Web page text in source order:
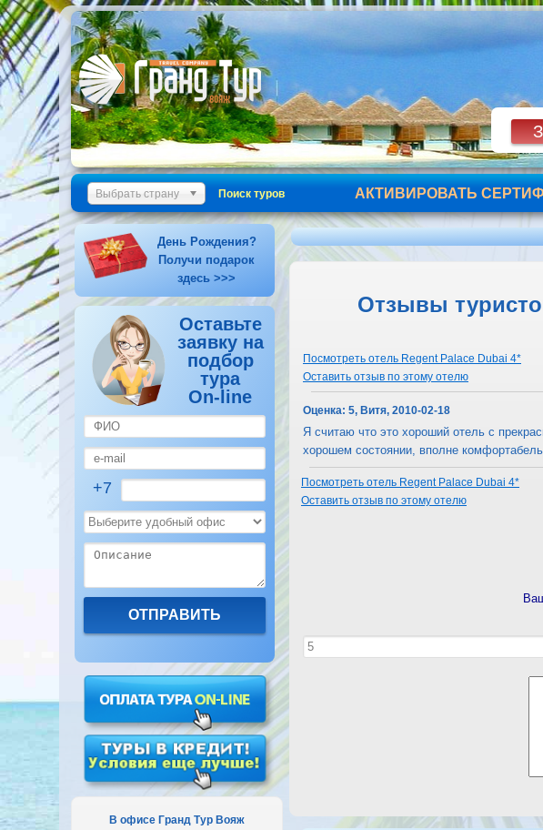
Выбрать страну Поиск туров АКТИВИРОВАТЬ
День Рождения?
Получи подарок
здесь >>>
Оставьте
заявку на
подбор
тура
On-line
+7
В офисе Гранд Тур Вояж
Отзывы
Посмотреть отель Regent Palace Dubai 4*
Оставить отзыв по этому отелю
Оценка: 5, Витя, 2010-02-18
Я считаю что это хороший отель с
хорошем состоянии, вполне
Посмотреть отель Regent Palace Dubai 4*
Оставить отзыв по этому отелю